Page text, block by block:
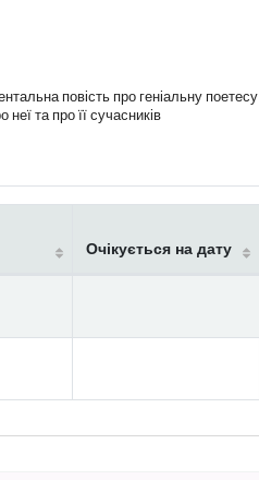
повість про геніальну поетесу
та про її сучасників
Очікується на дату